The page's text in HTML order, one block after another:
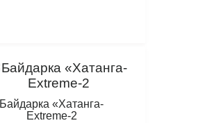
Байдарка «Хатанга-
Extreme-2